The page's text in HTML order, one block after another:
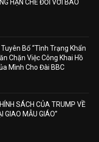
HẠN CHẾ ĐỐI VỚI BÁO
Bố “Tình Trạng Khẩn
Chặn Việc Công Khai Hồ
Mình Cho Đài BBC
SÁCH CỦA TRUMP VỀ
GIAO MẪU GIÁO”